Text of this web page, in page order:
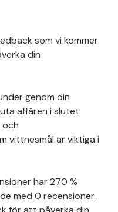
som vi kommer
din
genom din
affären i slutet.
och
vittnesmål är viktiga i
har 270 %
med 0 recensioner.